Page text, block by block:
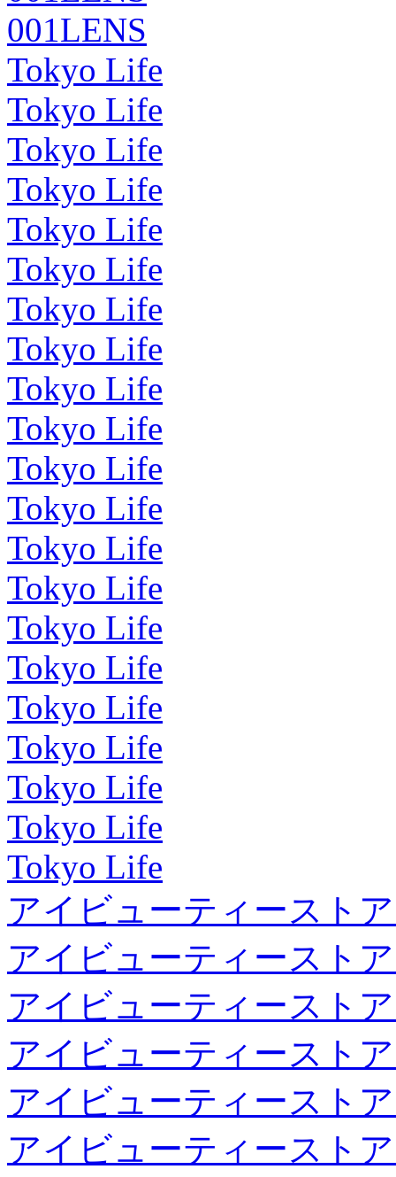
001LENS
Tokyo Life
Tokyo Life
Tokyo Life
Tokyo Life
Tokyo Life
Tokyo Life
Tokyo Life
Tokyo Life
Tokyo Life
Tokyo Life
Tokyo Life
Tokyo Life
Tokyo Life
Tokyo Life
Tokyo Life
Tokyo Life
Tokyo Life
Tokyo Life
Tokyo Life
Tokyo Life
Tokyo Life
アイビューティースト
アイビューティースト
アイビューティースト
アイビューティースト
アイビューティースト
アイビューティースト